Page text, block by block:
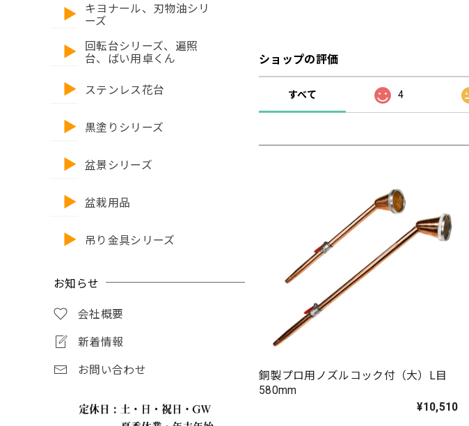
キヨナール、刃物油シリ
ーズ
回転台シリーズ、遍照
台、ばい用卓くん
ステンレス花台
黒塗りシリーズ
盆景シリーズ
盆栽用品
吊り金具シリーズ
お知らせ
会社概要
新着情報
お問い合わせ
ショップの評価
すべて 4
銅製プロ用ノズルコック付（大）L目
580mm
¥10,510